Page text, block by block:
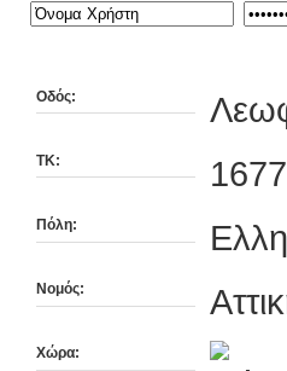
Οδός:
ΤΚ:
Πόλη:
Νομός:
Χώρα: